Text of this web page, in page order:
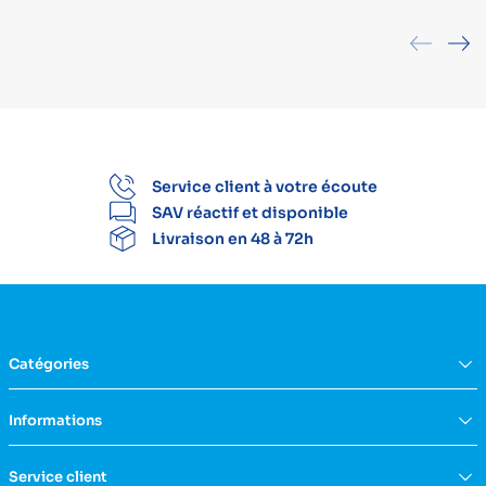
Service client à votre écoute
SAV réactif et disponible
Livraison en 48 à 72h
Catégories
Aide à la vie
Confort & bien-être
Informations
Service client